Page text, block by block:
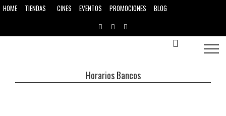
HOME TIENDAS CINES EVENTOS PROMOCIONES BLOG
Horarios Bancos